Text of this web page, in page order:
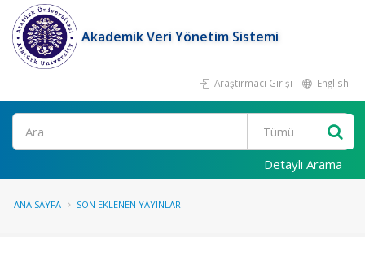
Akademik Veri Yönetim Sistemi
Araştırmacı Girişi English
Ara
Detaylı Arama
ANA SAYFA SON EKLENEN YAYINLAR